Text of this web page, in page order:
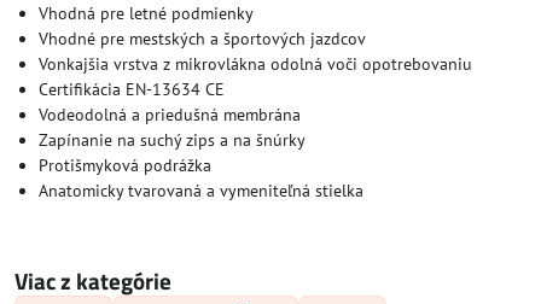
Vhodná pre letné podmienky
Vhodné pre mestských a športových jazdcov
Vonkajšia vrstva z mikrovlákna odolná voči opotrebovaniu
Certifikácia EN-13634 CE
Vodeodolná a priedušná membrána
Zapínanie na suchý zips a na šnúrky
Protišmyková podrážka
Anatomicky tvarovaná a vymeniteľná stielka
Viac z kategórie